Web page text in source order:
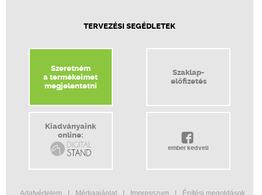
TERVEZÉSI SEGÉDLETEK
Szeretném
a termékeimet
megjelentetni
Szaklap-
előfizetés
Kiadványaink
online:
ember kedveli